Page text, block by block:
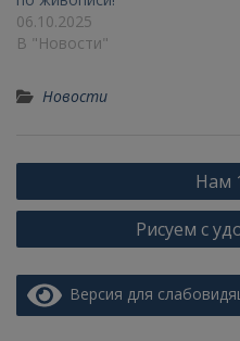
06.10.2025
В "Новости"
Новости
Нам
Рисуем с
Версия для